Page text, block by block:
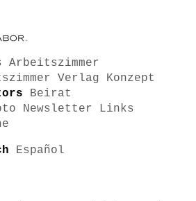
Arbeitszimmer
Verlag
Konzept
Beirat
Newsletter
Links
Español